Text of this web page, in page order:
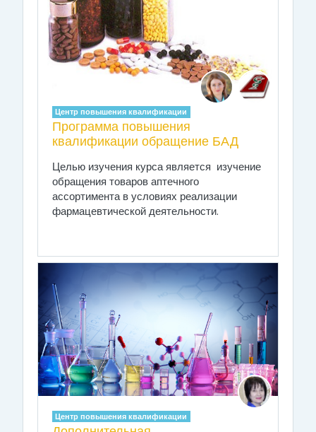
Центр повышения квалификации
Программа повышения
квалификации обращение БАД
Целью изучения курса является изучение
обращения товаров аптечного
ассортимента в условиях реализации
фармацевтической деятельности.
Центр повышения квалификации